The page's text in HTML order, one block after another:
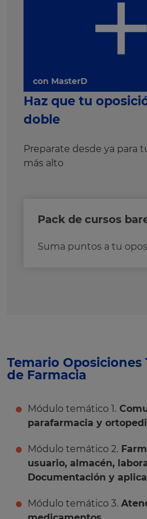
con MasterD
Haz que tu
doble
Preparate desde ya para
más alto
Pack de cursos
Suma puntos a tu
Temario
de Farmacia
Módulo temático 1.
parafarmacia y
Módulo temático 2.
usuario, almacén,
Documentación y
Módulo temático 3.